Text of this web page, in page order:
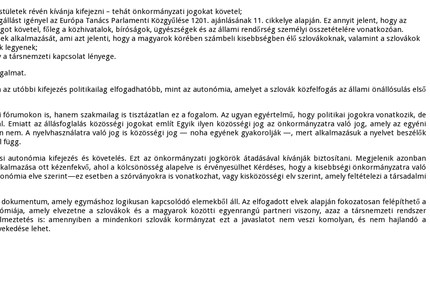
révén kívánja kifejezni – tehát önkormányzati jogokat követel;
igényel az Európa Tanács Parlamenti Közgyűlése 1201. ajánlásának 11. cikkelye alapján. Ez annyit jelent, hogy az
követel, főleg a közhivatalok, bíróságok, ügyészségek és az állami rendőrség személyi összetételére vonatkozóan.
alkalmazását, ami azt jelenti, hogy a magyarok körében számbeli kisebbségben élő szlovákoknak, valamint a szlovákok
legyenek;
társnemzeti kapcsolat lényege.
utóbbi kifejezés politikailag elfogadhatóbb, mint az autonómia, amelyet a szlovák közfelfogás az állami önállósulás első
is, hanem szakmailag is tisztázatlan ez a fogalom. Az ugyan egyértelmű, hogy politikai jogokra vonatkozik, de
Emiatt az állásfoglalás közösségi jogokat említ Egyik ilyen közösségi jog az önkormányzatra való jog, amely az egyéni
nem. A nyelvhasználatra való jog is közösségi jog — noha egyének gyakorolják —, mert alkalmazásuk a nyelvet beszélők
függ.
kifejezés és követelés. Ezt az önkormányzati jogkörök átadásával kívánják biztosítani. Megjelenik azonban
ott kézenfekvő, ahol a kölcsönösség alapelve is érvényesülhet Kérdéses, hogy a kisebbségi önkormányzatra való
elve szerint—ez esetben a szórványokra is vonatkozhat, vagy kisközösségi elv szerint, amely feltételezi a társadalmi
amely egymáshoz logikusan kapcsolódó elemekből áll. Az elfogadott elvek alapján fokozatosan felépíthető a
amely elvezetne a szlovákok és a magyarok közötti egyenrangú partneri viszony, azaz a társnemzeti rendszer
is: amennyiben a mindenkori szlovák kormányzat ezt a javaslatot nem veszi komolyan, és nem hajlandó a
lehet.